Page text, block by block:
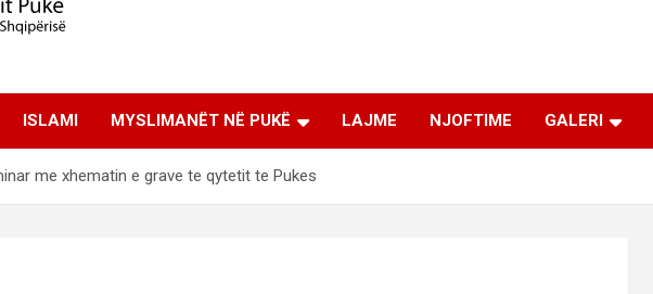
ISLAMI MYSLIMANËT NË PUKË LAJME NJOFTIME GALERI
me xhematin e grave te qytetit te Pukes